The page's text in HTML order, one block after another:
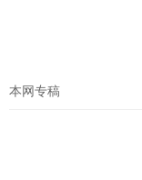
本网专稿